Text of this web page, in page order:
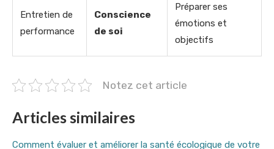
Entretien de
performance
Conscience
de soi
Préparer ses
émotions et
objectifs
Notez cet article
Articles similaires
Comment évaluer et améliorer la santé écologique de votre